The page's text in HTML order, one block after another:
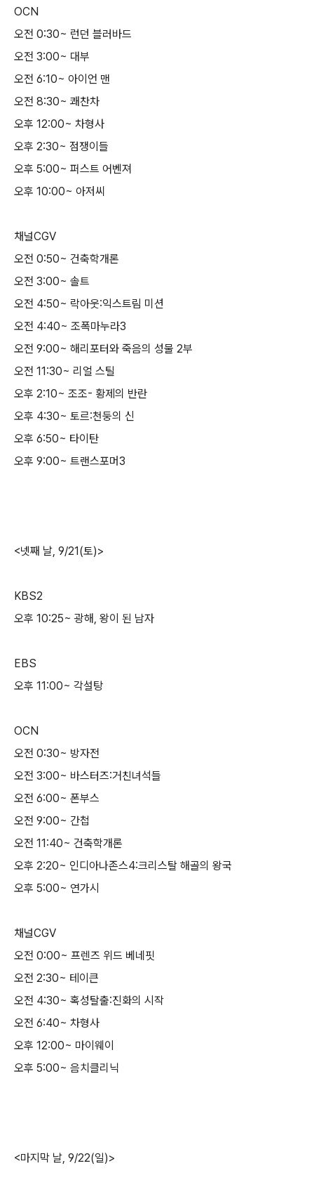
OCN
오전 0:30~ 런던 블러바드
오전 3:00~ 대부
오전 6:10~ 아이언 맨
오전 8:30~ 쾌찬차
오후 12:00~ 차형사
오후 2:30~ 점쟁이들
오후 5:00~ 퍼스트 어벤져
오후 10:00~ 아저씨
채널CGV
오전 0:50~ 건축학개론
오전 3:00~ 솔트
오전 4:50~ 락아웃:익스트림 미션
오전 4:40~ 조폭마누라3
오전 9:00~ 해리포터와 죽음의 성물 2부
오전 11:30~ 리얼 스틸
오후 2:10~ 조조- 황제의 반란
오후 4:30~ 토르:천둥의 신
오후 6:50~ 타이탄
오후 9:00~ 트랜스포머3
<넷째 날, 9/21(토)>
KBS2
오후 10:25~ 광해, 왕이 된 남자
EBS
오후 11:00~ 각설탕
OCN
오전 0:30~ 방자전
오전 3:00~ 바스터즈:거친녀석들
오전 6:00~ 폰부스
오전 9:00~ 간첩
오전 11:40~ 건축학개론
오후 2:20~ 인디아나존스4:크리스탈 해골의 왕국
오후 5:00~ 연가시
채널CGV
오전 0:00~ 프렌즈 위드 베네핏
오전 2:30~ 테이큰
오전 4:30~ 혹성탈출:진화의 시작
오전 6:40~ 차형사
오후 12:00~ 마이웨이
오후 5:00~ 음치클리닉
<마지막 날, 9/22(일)>